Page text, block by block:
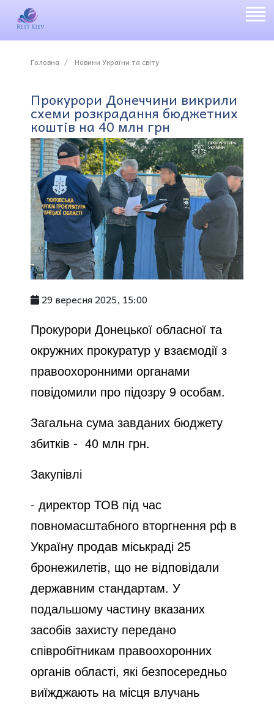
Головна Новини України та світу
Прокурори Донеччини викрили
схеми розкрадання бюджетних
коштів на 40 млн грн
29 вересня 2025, 15:00
Прокурори Донецької обласної та
окружних прокуратур у взаємодії з
правоохоронними органами
повідомили про підозру 9 особам.
Загальна сума завданих бюджету
збитків - 40 млн грн.
Закупівлі
- директор ТОВ під час
повномасштабного вторгнення рф в
Україну продав міськраді 25
бронежилетів, що не відповідали
державним стандартам. У
подальшому частину вказаних
засобів захисту передано
співробітникам правоохоронних
органів області, які безпосередньо
виїжджають на місця влучань